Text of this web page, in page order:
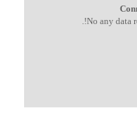
No any data